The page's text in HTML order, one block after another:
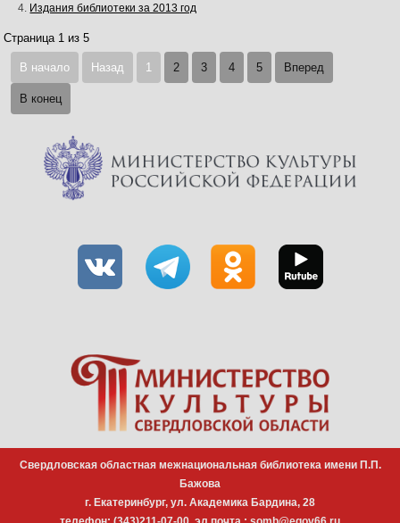
Издания библиотеки за 2013 год
Страница 1 из 5
В начало Назад 1 2 3 4 5 Вперед
В конец
Свердловская областная межнациональная библиотека имени П.П.
Бажова
г. Екатеринбург, ул. Академика Бардина, 28